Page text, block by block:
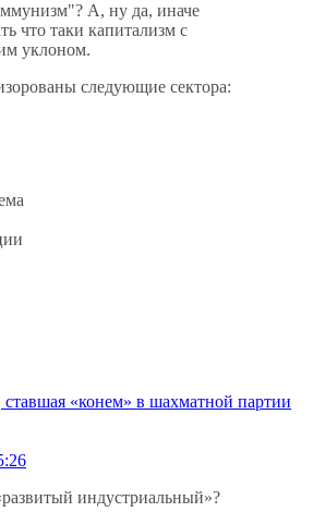
А, ну да, иначе
что таки капитализм с
уклоном.
следующие сектора:
«конем» в шахматной партии
индустриальный»?